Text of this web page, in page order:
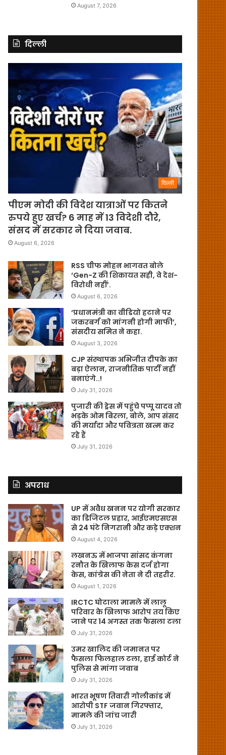
August 7, 2026
दिल्ली
दिल्ली
पीएम मोदी की विदेश यात्राओं पर कितने
रुपये हुए खर्च? 6 माह में 13 विदेशी दौरे,
संसद में सरकार ने दिया जवाब.
August 6, 2026
RSS चीफ मोहन भागवत बोले
‘Gen-Z की शिकायत सही, वे देश-
विरोधी नहीं’.
August 6, 2026
‘प्रधानमंत्री का वीडियो हटाने पर
जकरबर्ग को मांगनी होगी माफी’,
संसदीय समित ने कहा.
August 3, 2026
CJP संस्थापक अभिजीत दीपके का
बड़ा ऐलान, राजनीतिक पार्टी नहीं
बनाएंगे..!
July 31, 2026
पुजारी की ड्रेस में पहुंचे पप्पू यादव तो
भड़के ओम बिरला, बोले, आप संसद
की मर्यादा और पवित्रता खत्म कर
रहे हैं
July 31, 2026
अपराध
UP में अवैध खनन पर योगी सरकार
का डिजिटल प्रहार, आईएमएसएस
से 24 घंटे निगरानी और कड़े एक्शन
August 4, 2026
लखनऊ में भाजपा सांसद कंगना
रनौत के खिलाफ केस दर्ज होगा
केस, कांग्रेस की नेता ने दी तहरीर.
August 1, 2026
IRCTC घोटाला मामले में लालू
परिवार के खिलाफ आरोप तय किए
जाने पर 14 अगस्त तक फैसला टला
July 31, 2026
उमर खालिद की जमानत पर
फैसला फिलहाल टला, हाई कोर्ट ने
पुलिस से मांगा जवाब
July 31, 2026
भारत भूषण तिवारी गोलीकांड में
आरोपी STF जवान गिरफ्तार,
मामले की जांच जारी
July 31, 2026